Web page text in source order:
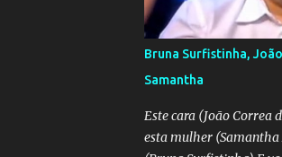
Bruna Surfistinha,
Samantha
Este cara (João Correa
esta mulher (Samantha